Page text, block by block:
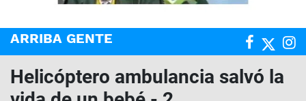
ARRIBA GENTE
Helicóptero ambulancia salvó la